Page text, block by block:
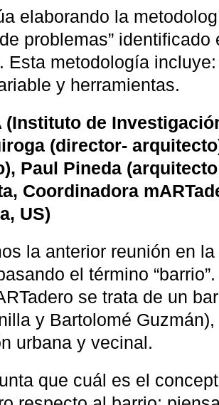
elaborando la
problemas”
Esta metodología
y herramientas.
(Instituto de
(director-
Paul Pineda
Coordinadora
US)
la anterior reunión en
el término
se trata de un
y Bartolomé
urbana y vecinal.
que cuál es el